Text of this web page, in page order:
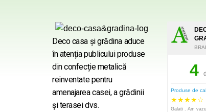
Deco casa şi grădina aduce
în atenția publicului produse
din confecție metalică
reinventate pentru
amenajarea casei, a grădinii
şi terasei dvs.
4
Produse de
★★★★☆
Galati . Am